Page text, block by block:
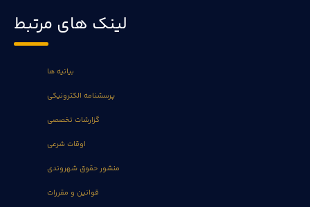
لینک های مرتبط
بیانیه ها
پرسشنامه الکترونیکی
گزارشات تخصصی
اوقات شرعی
منشور حقوق شهروندی
قوانین و مقررات